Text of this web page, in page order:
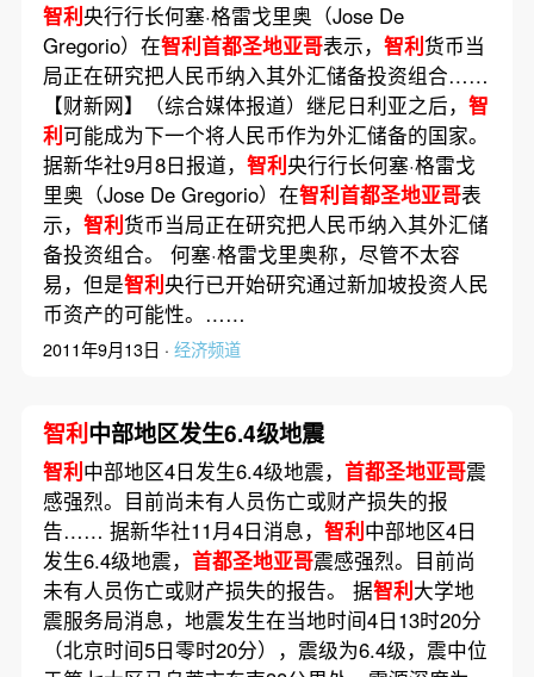
智利央行行长何塞·格雷戈里奥（Jose De
Gregorio）在智利首都圣地亚哥表示， 智利货币当
局正在研究把人民币纳入其外汇储备投资组合……
【财新网】（综合媒体报道）继尼日利亚之后， 智
利可能成为下一个将人民币作为外汇储备的国家。
据新华社9月8日报道， 智利央行行长何塞·格雷戈
里奥（Jose De Gregorio）在智利首都圣地亚哥表
示， 智利货币当局正在研究把人民币纳入其外汇储
备投资组合。 何塞·格雷戈里奥称，尽管不太容
易，但是智利央行已开始研究通过新加坡投资人民
币资产的可能性。……
2011年9月13日 · 经济频道
智利中部地区发生6.4级地震
智利中部地区4日发生6.4级地震， 首都圣地亚哥震
感强烈。目前尚未有人员伤亡或财产损失的报
告…… 据新华社11月4日消息， 智利中部地区4日
发生6.4级地震， 首都圣地亚哥震感强烈。目前尚
未有人员伤亡或财产损失的报告。 据智利大学地
震服务局消息，地震发生在当地时间4日13时20分
（北京时间5日零时20分），震级为6.4级，震中位